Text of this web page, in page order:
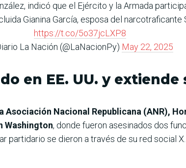
indicó que el Ejército y la Armada
Gianina García, esposa del narcotraficante
https://t.co/5o37jcLXP8
La Nación (@LaNacionPy) May 22, 2025
en EE. UU. y extiende
Asociación Nacional Republicana (ANR),
Washington, donde fueron asesinados dos
partidario se dieron a través de su red social X.